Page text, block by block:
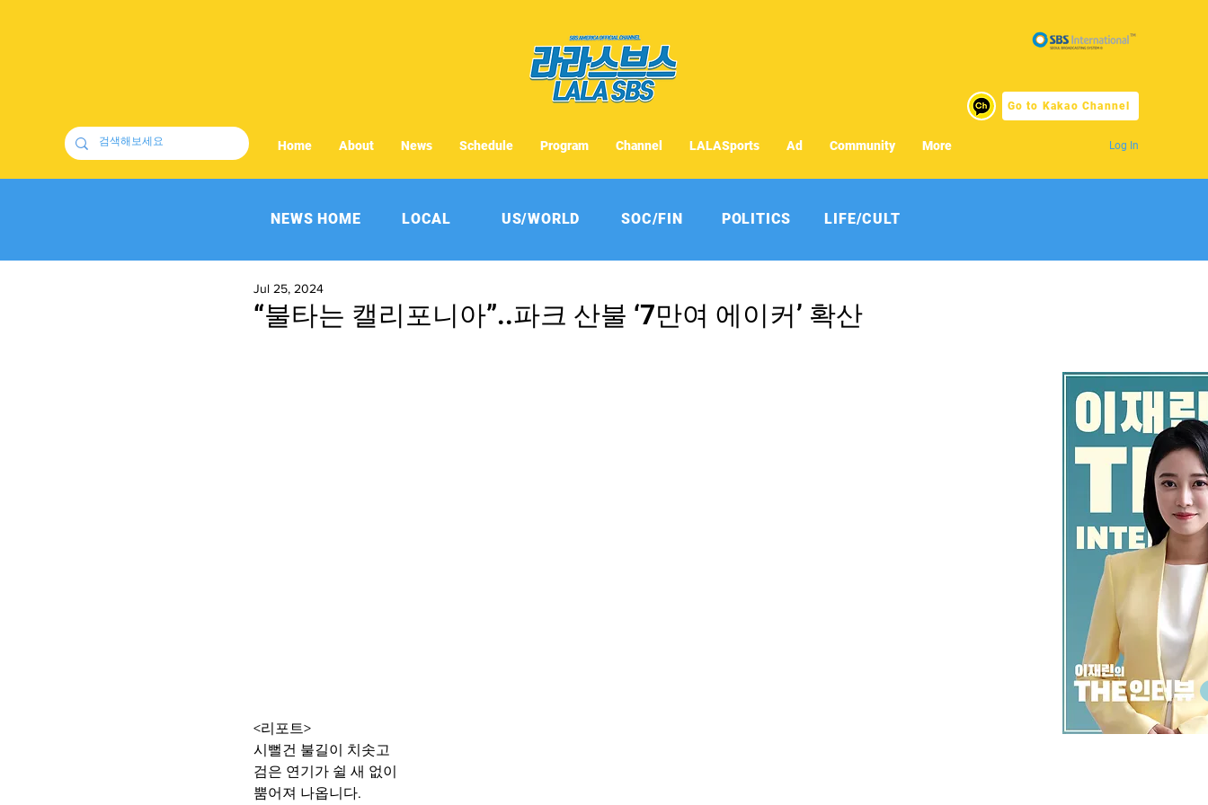
Go to Kakao Channel
Log In
Home About News Schedule Program Channel LALASports Ad Community More
NEWS HOME LOCAL US/WORLD SOC/FIN POLITICS LIFE/CULT
“불타는 캘리포니아”..파크 산불 ‘7만여 에이커’ 확산
Jul 25, 2024
<리포트>
시뻘건 불길이 치솟고
검은 연기가 쉴 새 없이
뿜어져 나옵니다.